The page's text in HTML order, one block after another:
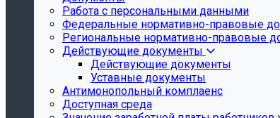
Работа с персональными данными
Федеральные нормативно-правовые
Региональные нормативно-правовые
Действующие документы
Действующие документы
Уставные документы
Антимонопольный комплаенс
Доступная среда